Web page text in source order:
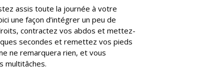
assis toute la journée à votre
une façon d’intégrer un peu de
contractez vos abdos et mettez-
secondes et remettez vos pieds
ne remarquera rien, et vous
multitâches.